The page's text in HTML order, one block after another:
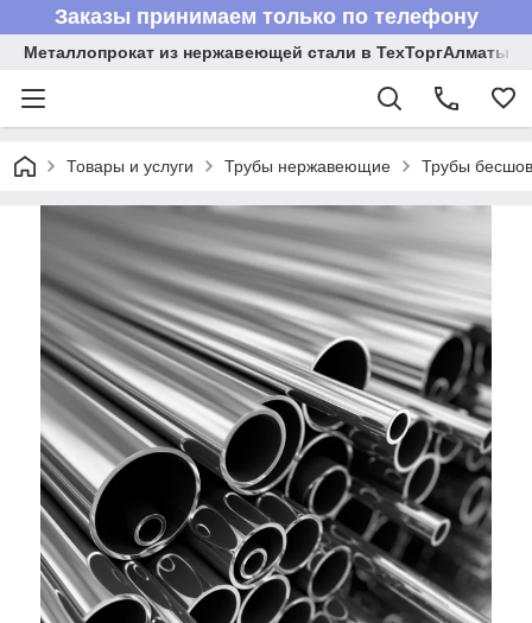
Заказы принимаем только по телефону
Металлопрокат из нержавеющей стали в ТехТоргАлматы
Товары и услуги Трубы нержавеющие Трубы